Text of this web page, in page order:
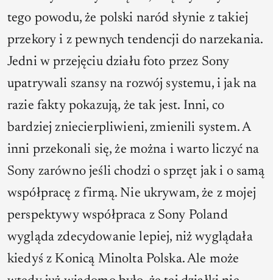
tego powodu, że polski naród słynie z takiej
przekory i z pewnych tendencji do narzekania.
Jedni w przejęciu działu foto przez Sony
upatrywali szansy na rozwój systemu, i jak na
razie fakty pokazują, że tak jest. Inni, co
bardziej zniecierpliwieni, zmienili system. A
inni przekonali się, że można i warto liczyć na
Sony zarówno jeśli chodzi o sprzęt jak i o samą
współpracę z firmą. Nie ukrywam, że z mojej
perspektywy współpraca z Sony Poland
wygląda zdecydowanie lepiej, niż wyglądała
kiedyś z Konicą Minolta Polska. Ale może